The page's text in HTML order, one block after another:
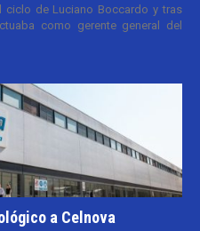
ciclo de Luciano Boccardo y tras
como gerente general del
a Celnova